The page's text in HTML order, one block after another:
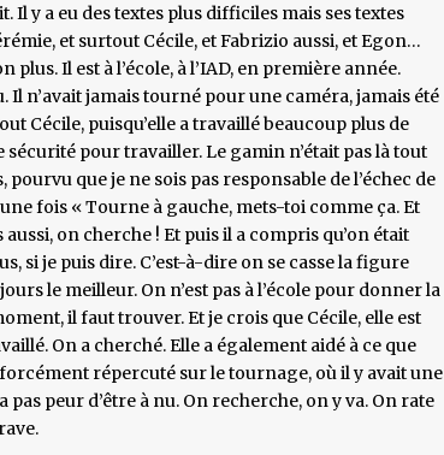
Il y a eu des textes plus difficiles mais ses textes
et surtout Cécile, et Fabrizio aussi, et Egon…
Il est à l’école, à l’IAD, en première année.
n’avait jamais tourné pour une caméra, jamais été
Cécile, puisqu’elle a travaillé beaucoup plus de
pour travailler. Le gamin n’était pas là tout
que je ne sois pas responsable de l’échec de
fois « Tourne à gauche, mets-toi comme ça. Et
on cherche ! Et puis il a compris qu’on était
si je puis dire. C’est-à-dire on se casse la figure
le meilleur. On n’est pas à l’école pour donner la
il faut trouver. Et je crois que Cécile, elle est
On a cherché. Elle a également aidé à ce que
répercuté sur le tournage, où il y avait une
peur d’être à nu. On recherche, on y va. On rate